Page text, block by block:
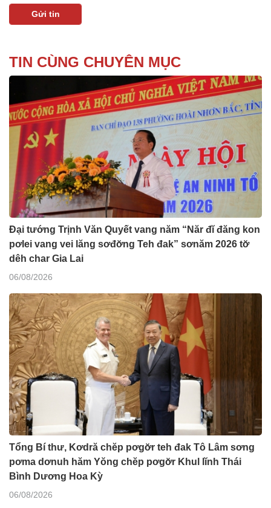
TIN CÙNG CHUYÊN MỤC
Đại tướng Trịnh Văn Quyết vang năm “Năr đĭ đăng kon
pơlei vang vei lăng sơđơ̆ng Teh đak” sơnăm 2026 tơ̆
dêh char Gia Lai
06/08/2026
Tổng Bí thư, Kơdră chĕp pơgơ̆r teh đak Tô Lâm sơng
pơma dơnuh hăm Yŏng chĕp pơgơ̆r Khul lĭnh Thái
Bình Dương Hoa Kỳ
06/08/2026